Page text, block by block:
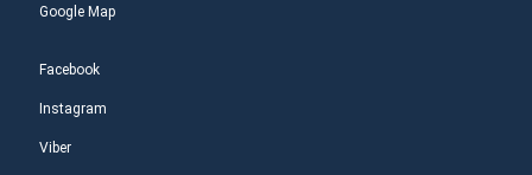
Google Map
Facebook
Instagram
Viber